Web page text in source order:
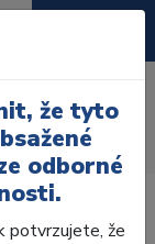
že tyto
odborné
potvrzujete, že